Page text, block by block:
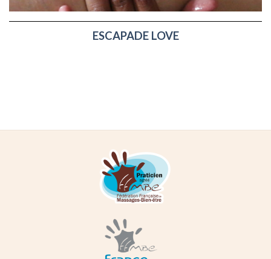
ESCAPADE LOVE